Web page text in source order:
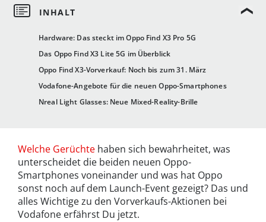
Hardware: Das steckt im Oppo Find X3 Pro 5G
Das Oppo Find X3 Lite 5G im Überblick
Oppo Find X3-Vorverkauf: Noch bis zum 31. März
Vodafone-Angebote für die neuen Oppo-Smartphones
Nreal Light Glasses: Neue Mixed-Reality-Brille
Welche Gerüchte haben sich bewahrheitet, was
unterscheidet die beiden neuen Oppo-
Smartphones voneinander und was hat Oppo
sonst noch auf dem Launch-Event gezeigt? Das und
alles Wichtige zu den Vorverkaufs-Aktionen bei
Vodafone erfährst Du jetzt.